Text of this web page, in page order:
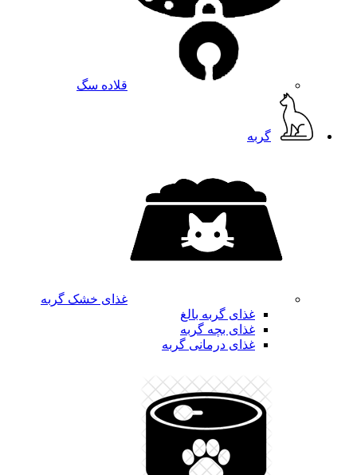
قلاده سگ
گربه
غذای خشک گربه
غذای گربه بالغ
غذای بچه گربه
غذای درمانی گربه